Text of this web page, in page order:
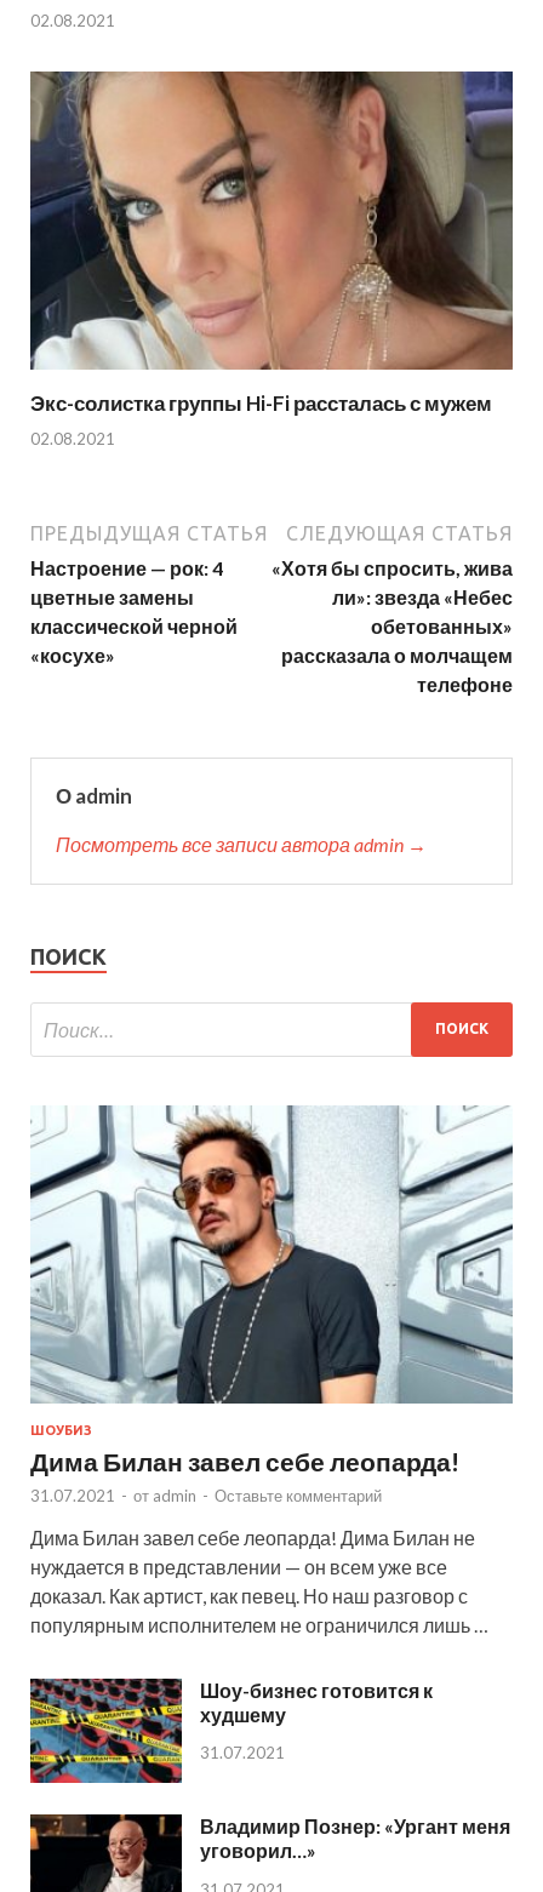
02.08.2021
Экс-солистка группы Hi-Fi рассталась с мужем
02.08.2021
ПРЕДЫДУЩАЯ СТАТЬЯ
Настроение — рок: 4
цветные замены
классической черной
«косухе»
СЛЕДУЮЩАЯ СТАТЬЯ
«Хотя бы спросить, жива
ли»: звезда «Небес
обетованных»
рассказала о молчащем
телефоне
О admin
Посмотреть все записи автора admin →
ПОИСК
ШОУБИЗ
Дима Билан завел себе леопарда!
31.07.2021 - от admin - Оставьте комментарий
Дима Билан завел себе леопарда! Дима Билан не
нуждается в представлении — он всем уже все
доказал. Как артист, как певец. Но наш разговор с
популярным исполнителем не ограничился лишь …
Шоу-бизнес готовится к
худшему
31.07.2021
Владимир Познер: «Ургант меня
уговорил…»